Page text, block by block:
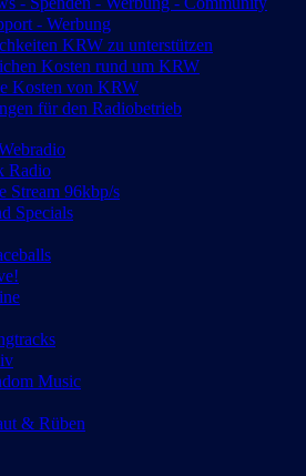
- Werbung
KRW zu unterstützen
Kosten rund um KRW
Kosten von KRW
für den Radiobetrieb
Radio
96kbp/s
Specials
Music
& Rüben